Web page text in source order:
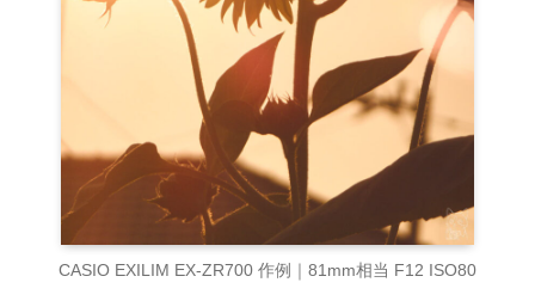
CASIO EXILIM EX-ZR700 作例｜81mm相当 F12 ISO80